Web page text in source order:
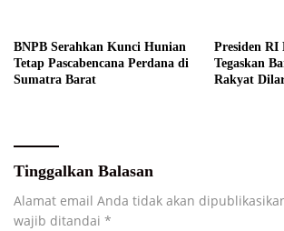
BNPB Serahkan Kunci Hunian
Tetap Pascabencana Perdana di
Sumatra Barat
Presiden RI
Tegaskan
Rakyat
Tinggalkan Balasan
Alamat email Anda tidak akan
wajib ditandai *